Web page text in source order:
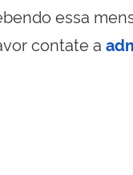
essa
contate a